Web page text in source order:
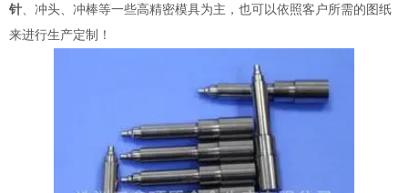
针、冲头、冲棒等一些高精密模具为主，也可以依照客户所需的图纸
来进行生产定制！